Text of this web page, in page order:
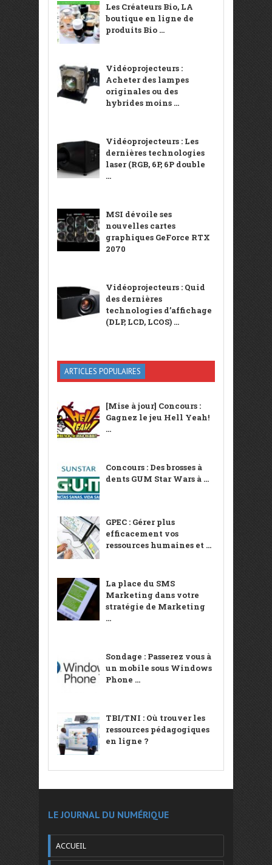
Les Créateurs Bio, LA
boutique en ligne de
produits Bio ...
Vidéoprojecteurs :
Acheter des lampes
originales ou des
hybrides moins ...
Vidéoprojecteurs : Les
dernières technologies
laser (RGB, 6P, 6P double
...
MSI dévoile ses
nouvelles cartes
graphiques GeForce RTX
2070
Vidéoprojecteurs : Quid
des dernières
technologies d’affichage
(DLP, LCD, LCOS) ...
ARTICLES POPULAIRES
[Mise à jour] Concours :
Gagnez le jeu Hell Yeah!
...
Concours : Des brosses à
dents GUM Star Wars à ...
GPEC : Gérer plus
efficacement vos
ressources humaines et ...
La place du SMS
Marketing dans votre
stratégie de Marketing
...
Sondage : Passerez vous à
un mobile sous Windows
Phone ...
TBI/TNI : Où trouver les
ressources pédagogiques
en ligne ?
LE JOURNAL DU NUMÉRIQUE
ACCUEIL